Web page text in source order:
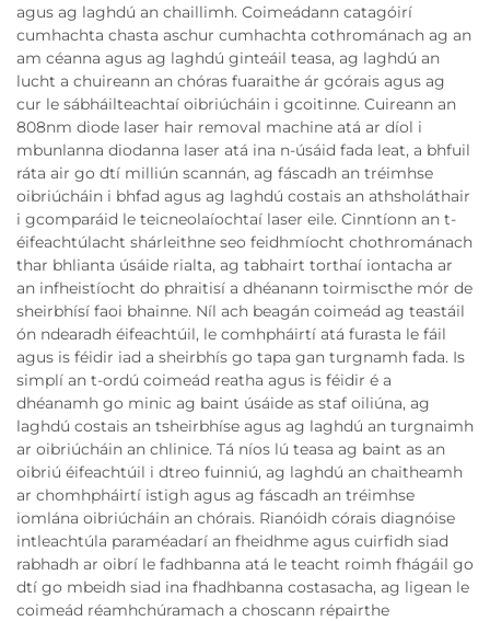
agus ag laghdú an chaillimh. Coimeádann catagóirí
cumhachta chasta aschur cumhachta cothrománach ag an
am céanna agus ag laghdú ginteáil teasa, ag laghdú an
lucht a chuireann an chóras fuaraithe ár gcórais agus ag
cur le sábháilteachtaí oibriúcháin i gcoitinne. Cuireann an
808nm diode laser hair removal machine atá ar díol i
mbunlanna diodanna laser atá ina n-úsáid fada leat, a bhfuil
ráta air go dtí milliún scannán, ag fáscadh an tréimhse
oibriúcháin i bhfad agus ag laghdú costais an athsholáthair
i gcomparáid le teicneolaíochtaí laser eile. Cinntíonn an t-
éifeachtúlacht shárleithne seo feidhmíocht chothrománach
thar bhlianta úsáide rialta, ag tabhairt torthaí iontacha ar
an infheistíocht do phraitisí a dhéanann toirmiscthe mór de
sheirbhísí faoi bhainne. Níl ach beagán coimeád ag teastáil
ón ndearadh éifeachtúil, le comhpháirtí atá furasta le fáil
agus is féidir iad a sheirbhís go tapa gan turgnamh fada. Is
simplí an t-ordú coimeád reatha agus is féidir é a
dhéanamh go minic ag baint úsáide as staf oiliúna, ag
laghdú costais an tsheirbhíse agus ag laghdú an turgnaimh
ar oibriúcháin an chlinice. Tá níos lú teasa ag baint as an
oibriú éifeachtúil i dtreo fuinniú, ag laghdú an chaitheamh
ar chomhpháirtí istigh agus ag fáscadh an tréimhse
iomlána oibriúcháin an chórais. Rianóidh córais diagnóise
intleachtúla paraméadarí an fheidhme agus cuirfidh siad
rabhadh ar oibrí le fadhbanna atá le teacht roimh fhágáil go
dtí go mbeidh siad ina fhadhbanna costasacha, ag ligean le
coimeád réamhchúramach a choscann répairthe